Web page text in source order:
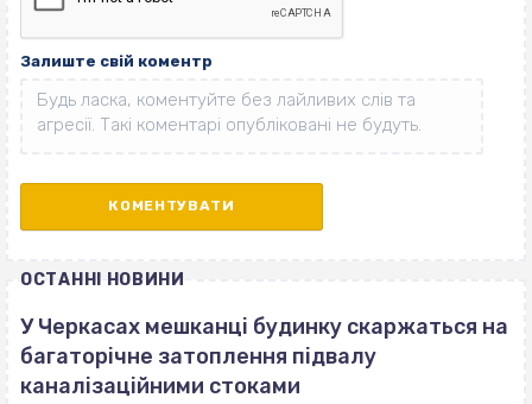
Залиште свій коментр
ОСТАННІ НОВИНИ
У Черкасах мешканці будинку скаржаться на
багаторічне затоплення підвалу
каналізаційними стоками